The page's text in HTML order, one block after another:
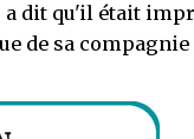
a dit qu'il était
de sa compagnie